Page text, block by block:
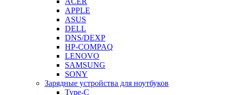
APPLE
ASUS
DELL
DNS/DEXP
HP-COMPAQ
LENOVO
SAMSUNG
SONY
Зарядные устройства для ноутбуков
Type-C